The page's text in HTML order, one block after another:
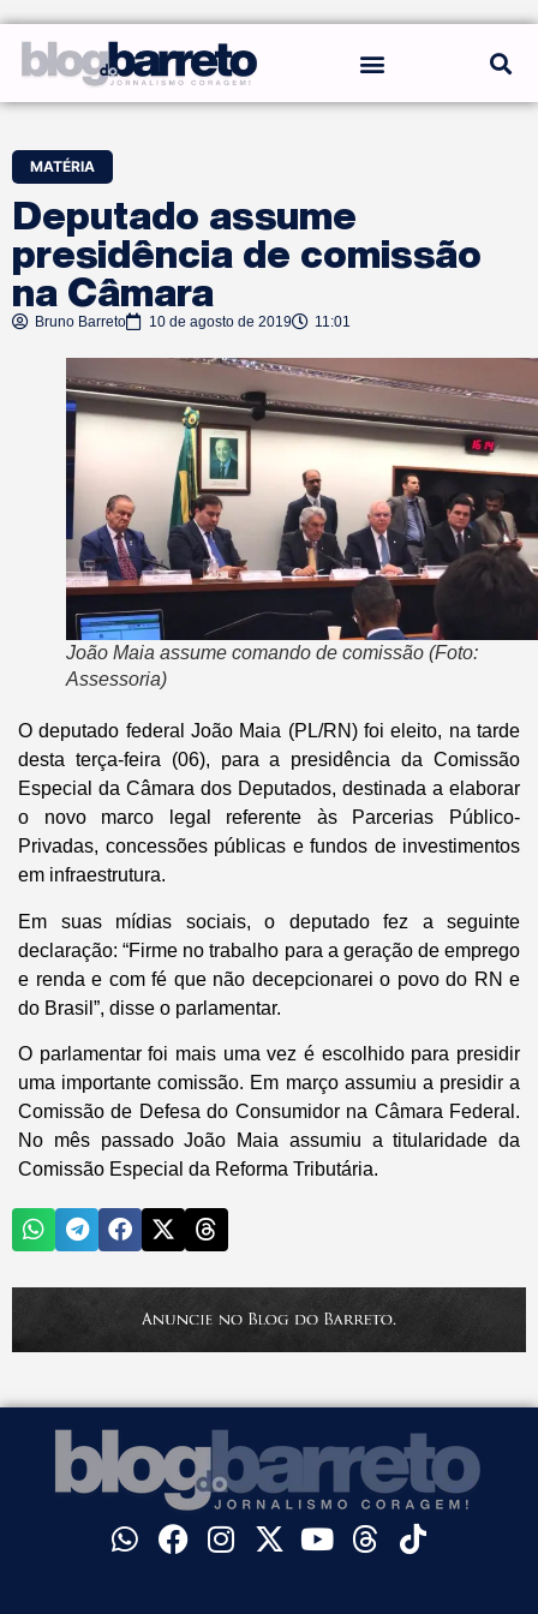
MATÉRIA
Deputado assume
presidência de comissão
na Câmara
Bruno Barreto 10 de agosto de 2019 11:01
João Maia assume comando de comissão (Foto:
Assessoria)
O deputado federal João Maia (PL/RN) foi eleito, na tarde
desta terça-feira (06), para a presidência da Comissão
Especial da Câmara dos Deputados, destinada a elaborar
o novo marco legal referente às Parcerias Público-
Privadas, concessões públicas e fundos de investimentos
em infraestrutura.
Em suas mídias sociais, o deputado fez a seguinte
declaração: “Firme no trabalho para a geração de emprego
e renda e com fé que não decepcionarei o povo do RN e
do Brasil”, disse o parlamentar.
O parlamentar foi mais uma vez é escolhido para presidir
uma importante comissão. Em março assumiu a presidir a
Comissão de Defesa do Consumidor na Câmara Federal.
No mês passado João Maia assumiu a titularidade da
Comissão Especial da Reforma Tributária.